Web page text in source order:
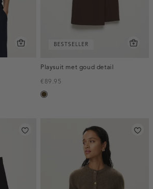
BESTSELLER
Playsuit met goud detail
€89.95
toffee